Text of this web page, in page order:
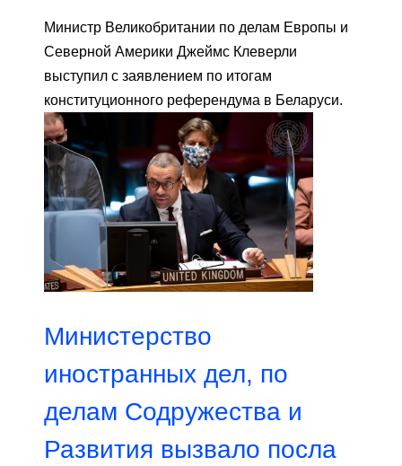
Министр Великобритании по делам Европы и
Северной Америки Джеймс Клеверли
выступил с заявлением по итогам
конституционного референдума в Беларуси.
Министерство
иностранных дел, по
делам Содружества и
Развития вызвало посла